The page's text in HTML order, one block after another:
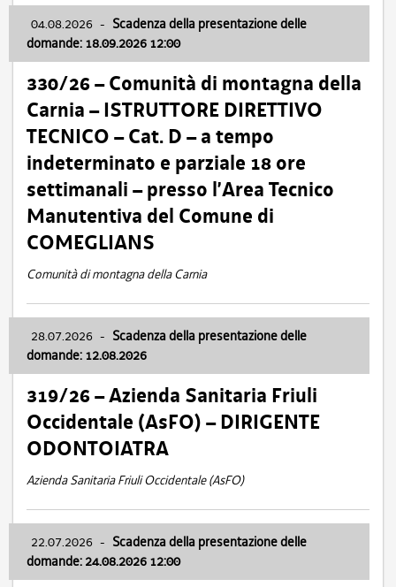
04.08.2026 - Scadenza della presentazione delle
domande: 18.09.2026 12:00
330/26 – Comunità di montagna della
Carnia – ISTRUTTORE DIRETTIVO
TECNICO – Cat. D – a tempo
indeterminato e parziale 18 ore
settimanali – presso l’Area Tecnico
Manutentiva del Comune di
COMEGLIANS
Comunità di montagna della Carnia
28.07.2026 - Scadenza della presentazione delle
domande: 12.08.2026
319/26 – Azienda Sanitaria Friuli
Occidentale (AsFO) – DIRIGENTE
ODONTOIATRA
Azienda Sanitaria Friuli Occidentale (AsFO)
22.07.2026 - Scadenza della presentazione delle
domande: 24.08.2026 12:00